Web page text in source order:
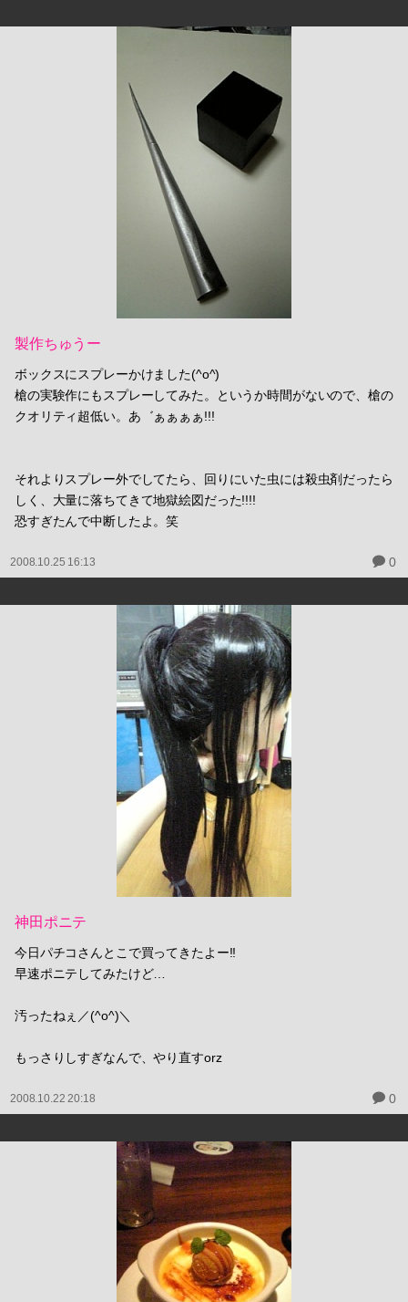
製作ちゅうー
ボックスにスプレーかけました(^o^)
槍の実験作にもスプレーしてみた。というか時間がないので、槍の
クオリティ超低い。あ゛ぁぁぁぁ!!!
それよりスプレー外でしてたら、回りにいた虫には殺虫剤だったら
しく、大量に落ちてきて地獄絵図だった!!!!
恐すぎたんで中断したよ。笑
2008.10.25 16:13 0
神田ポニテ
今日パチコさんとこで買ってきたよー!!
早速ポニテしてみたけど…
汚ったねぇ／(^o^)＼
もっさりしすぎなんで、やり直すorz
2008.10.22 20:18 0